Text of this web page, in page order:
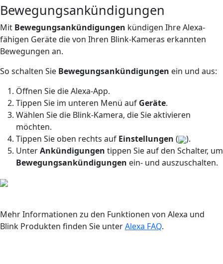
Bewegungsankündigungen
Mit Bewegungsankündigungen kündigen Ihre Alexa-
fähigen Geräte die von Ihren Blink-Kameras erkannten
Bewegungen an.
So schalten Sie Bewegungsankündigungen ein und aus:
Öffnen Sie die Alexa-App.
Tippen Sie im unteren Menü auf Geräte.
Wählen Sie die Blink-Kamera, die Sie aktivieren
möchten.
Tippen Sie oben rechts auf Einstellungen (
).
UnterAnkündigungen tippen Sie auf den Schalter, um
Bewegungsankündigungen ein- und auszuschalten.
Mehr Informationen zu den Funktionen von Alexa und
Blink Produkten finden Sie unterAlexa FAQ.